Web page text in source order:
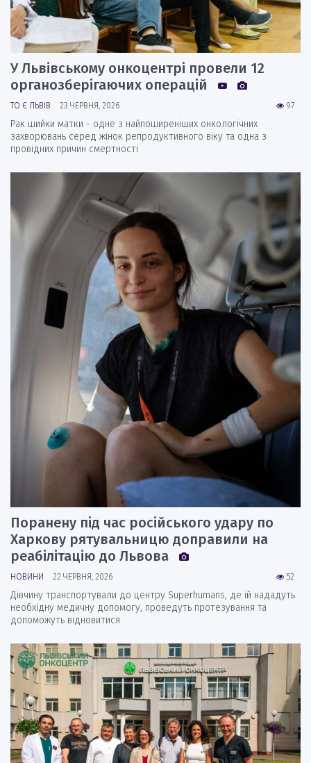
У Львівському онкоцентрі провели 12
органозберігаючих операцій
97
ТО Є ЛЬВІВ 23 ЧЕРВНЯ, 2026
Рак шийки матки - одне з найпоширеніших онкологічних
захворювань серед жінок репродуктивного віку та одна з
провідних причин смертності
Поранену під час російського удару по
Харкову рятувальницю доправили на
реабілітацію до Львова
52
НОВИНИ 22 ЧЕРВНЯ, 2026
Дівчину транспортували до центру Superhumans, де їй нададуть
необхідну медичну допомогу, проведуть протезування та
допоможуть відновитися